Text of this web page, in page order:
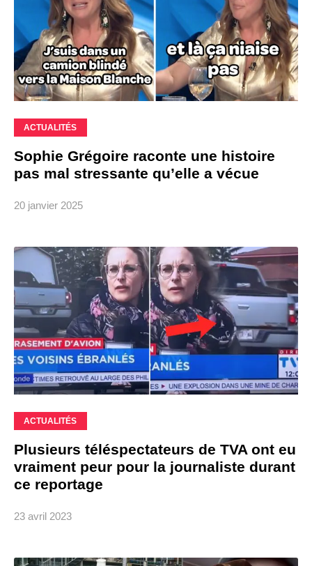
ACTUALITÉS
Sophie Grégoire raconte une histoire
pas mal stressante qu’elle a vécue
20 janvier 2025
ACTUALITÉS
Plusieurs téléspectateurs de TVA ont eu
vraiment peur pour la journaliste durant
ce reportage
23 avril 2023